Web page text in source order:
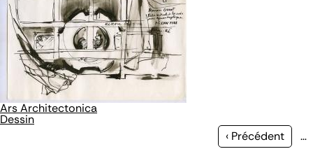
Ars Architectonica
Dessin
Page
‹ Précédent …